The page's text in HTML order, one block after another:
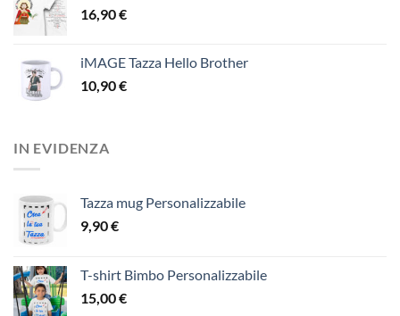
16,90€
iMAGE Tazza Hello Brother
10,90€
IN EVIDENZA
Tazza mug Personalizzabile
9,90€
T-shirt Bimbo Personalizzabile
15,00€